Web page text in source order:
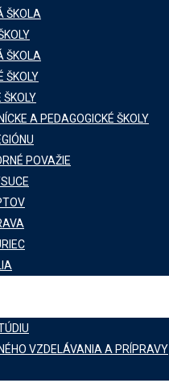
ŠKOLA
ŠKOLA
ŠKOLY
ŠKOLY
A PEDAGOGICKÉ ŠKOLY
POVAŽIE
VZDELÁVANIA A PRÍPRAVY